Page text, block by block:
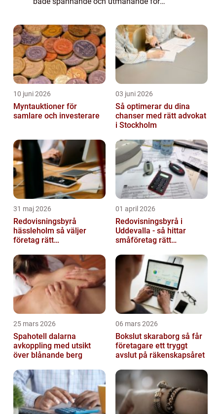
chanser till framgång är det viktigt att ha
tillgång t...
10 juni 2026
Myntauktioner för
samlare och investerare
03 juni 2026
Så optimerar du dina
chanser med rätt advokat
i Stockholm
31 maj 2026
Redovisningsbyrå
hässleholm så väljer
företag rätt
01 april 2026
Redovisningsbyrå i
Uddevalla - så hittar
småföretag rätt
25 mars 2026
Spahotell dalarna
avkoppling med utsikt
över blånande berg
06 mars 2026
Bokslut skaraborg så får
företagare ett tryggt
avslut på räkenskapsåret